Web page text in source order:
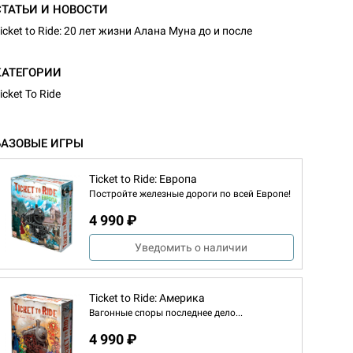
И НОВОСТИ
to Ride: 20 лет жизни Алана Муна до и после
To Ride
ИГРЫ
Ticket to Ride: Европа
Постройте железные дороги по всей Европе!
4 990 ₽
Уведомить о наличии
Ticket to Ride: Америка
Вагонные споры последнее дело...
4 990 ₽